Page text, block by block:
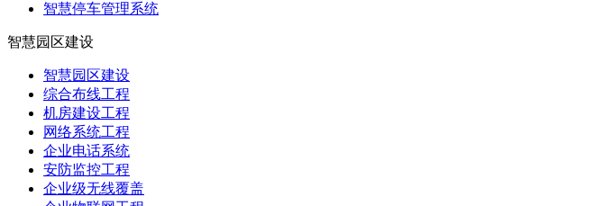
智慧停车管理系统
智慧园区建设
智慧园区建设
综合布线工程
机房建设工程
网络系统工程
企业电话系统
安防监控工程
企业级无线覆盖